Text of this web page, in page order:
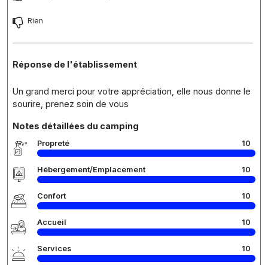
Rien
Réponse de l'établissement
Un grand merci pour votre appréciation, elle nous donne le
sourire, prenez soin de vous
Notes détaillées du camping
Propreté 10
Hébergement/Emplacement 10
Confort 10
Accueil 10
Services 10